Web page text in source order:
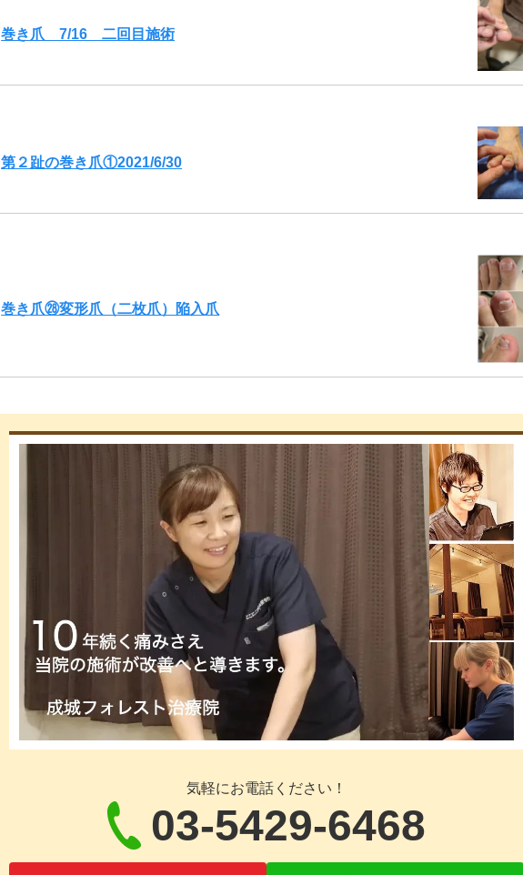
巻き爪 7/16 二回目施術
第２趾の巻き爪①2021/6/30
巻き爪㉘変形爪（二枚爪）陥入爪
気軽にお電話ください！
03-5429-6468